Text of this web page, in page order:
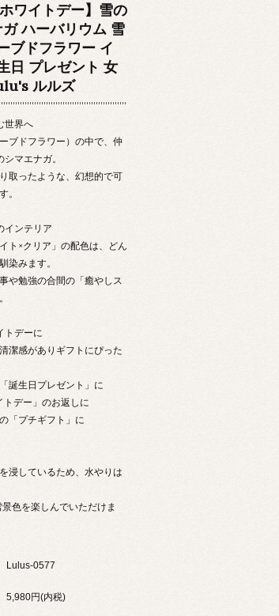
ワイトデー】雪の
ハーバリウム 雪
ブドフラワー イ
日 プレゼント 女
ルルズ
世界へ
ブドフラワー）の中で、仲
マエナガ。
取ったような、幻想的で可
。
インテリア
ト×クリア」の配色は、どん
染みます。
や勉強の合間の「癒やしス
トデーに
潔感がありギフトにぴった
誕生日プレゼント」に
トデー」のお返しに
「プチギフト」に
浸しているため、水やりは
色を楽しんでいただけま
Lulus-0577
5,980円(内税)